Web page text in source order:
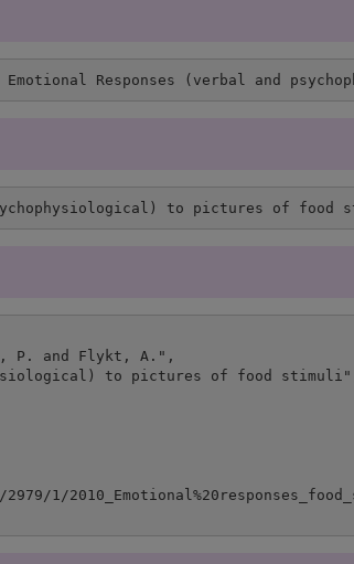
Responses (verbal and
to pictures of